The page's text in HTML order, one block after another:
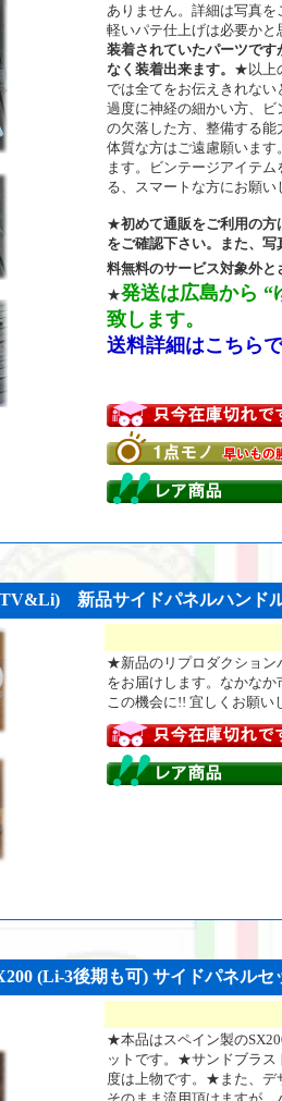
ありません。詳細は写真を
軽いパテ仕上げは必要か
装着されていたパーツで
なく装着出来ます。 ★以上
では全てをお伝えきれない
過度に神経の細かい方、
の欠落した方、整備する
体質な方はご遠慮願いま
ます。ビンテージアイテ
る、スマートな方にお願
★初めて通販をご利用の方
をご確認下さい。また、
料無料のサービス対象外
★発送は広島から “
致します。
送料詳細はこちら
新品サイドパネルハンド
★新品のリプロダクション
をお届けします。なかな
この機会に!! 宜しくお願い
(Li-3後期も可) サイドパネルセ
★本品はスペイン製の
ットです。★サンドブラス
度は上物です。★また、デ